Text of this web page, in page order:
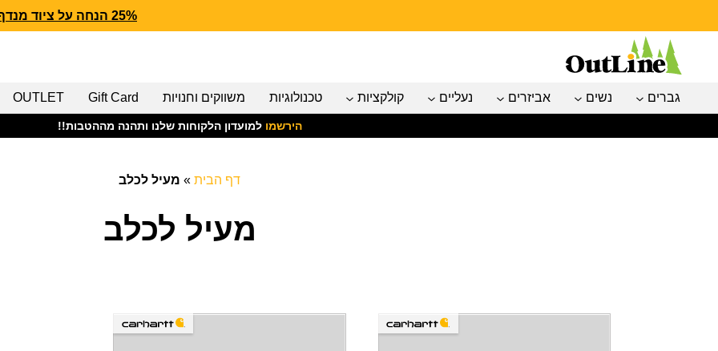
25% הנחה על ציוד מנדף CARHARTT FORCE
גברים נשים אביזרים נעליים קולקציות טכנולוגיות משווקים וחנויות Gift Card
OUTLET
הירשמו למועדון הלקוחות שלנו ותהנה מההטבות!!
דף הבית » מעיל לכלב
מעיל לכלב